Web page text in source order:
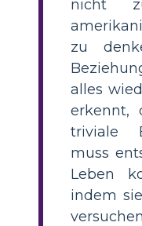
nicht
zu
alles
erkennt,
triviale
muss
Leben
indem